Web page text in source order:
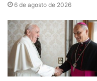
6 de agosto de 2026